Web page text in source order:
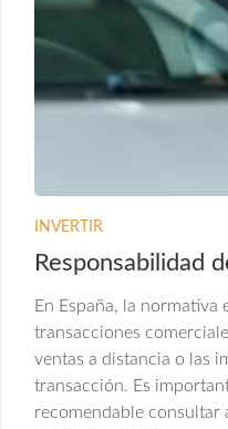
INVERTIR
Responsabilidad
En España, la normativa
transacciones
ventas a distancia o las
transacción. Es
recomendable consultar